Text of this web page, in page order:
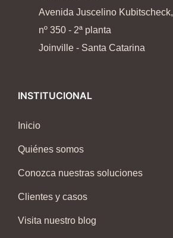
Avenida Juscelino Kubitscheck,
nº 350 - 2ª planta
Joinville - Santa Catarina
INSTITUCIONAL
Inicio
Quiénes somos
Conozca nuestras soluciones
Clientes y casos
Visita nuestro blog